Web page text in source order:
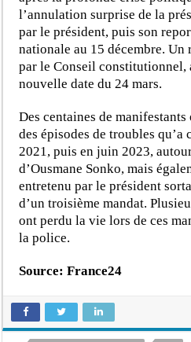
l’annulation surprise de la
par le président, puis son
nationale au 15 décembre.
par le Conseil constitutionnel,
nouvelle date du 24 mars.
Des centaines de
des épisodes de troubles qu’a
2021, puis en juin 2023,
d’Ousmane Sonko, mais
entretenu par le président
d’un troisième mandat.
ont perdu la vie lors de ces
la police.
Source: France24